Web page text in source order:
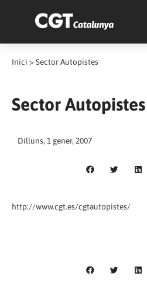
Inici > Sector Autopistes
Sector Autopistes
Dilluns, 1 gener, 2007
http://www.cgt.es/cgtautopistes/